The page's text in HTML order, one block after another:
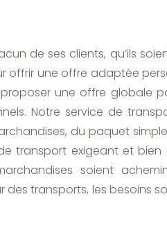
de ses clients, qu’ils
offrir une offre adaptée
une offre globale
Notre service de
du paquet
transport exigeant et bien
soient
des transports, les besoins